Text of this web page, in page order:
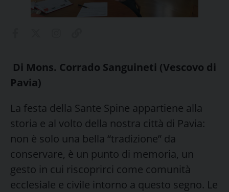
Di Mons. Corrado Sanguineti (Vescovo di
Pavia)
La festa della Sante Spine appartiene alla
storia e al volto della nostra città di Pavia:
non è solo una bella “tradizione” da
conservare, è un punto di memoria, un
gesto in cui riscoprirci come comunità
ecclesiale e civile intorno a questo segno. Le